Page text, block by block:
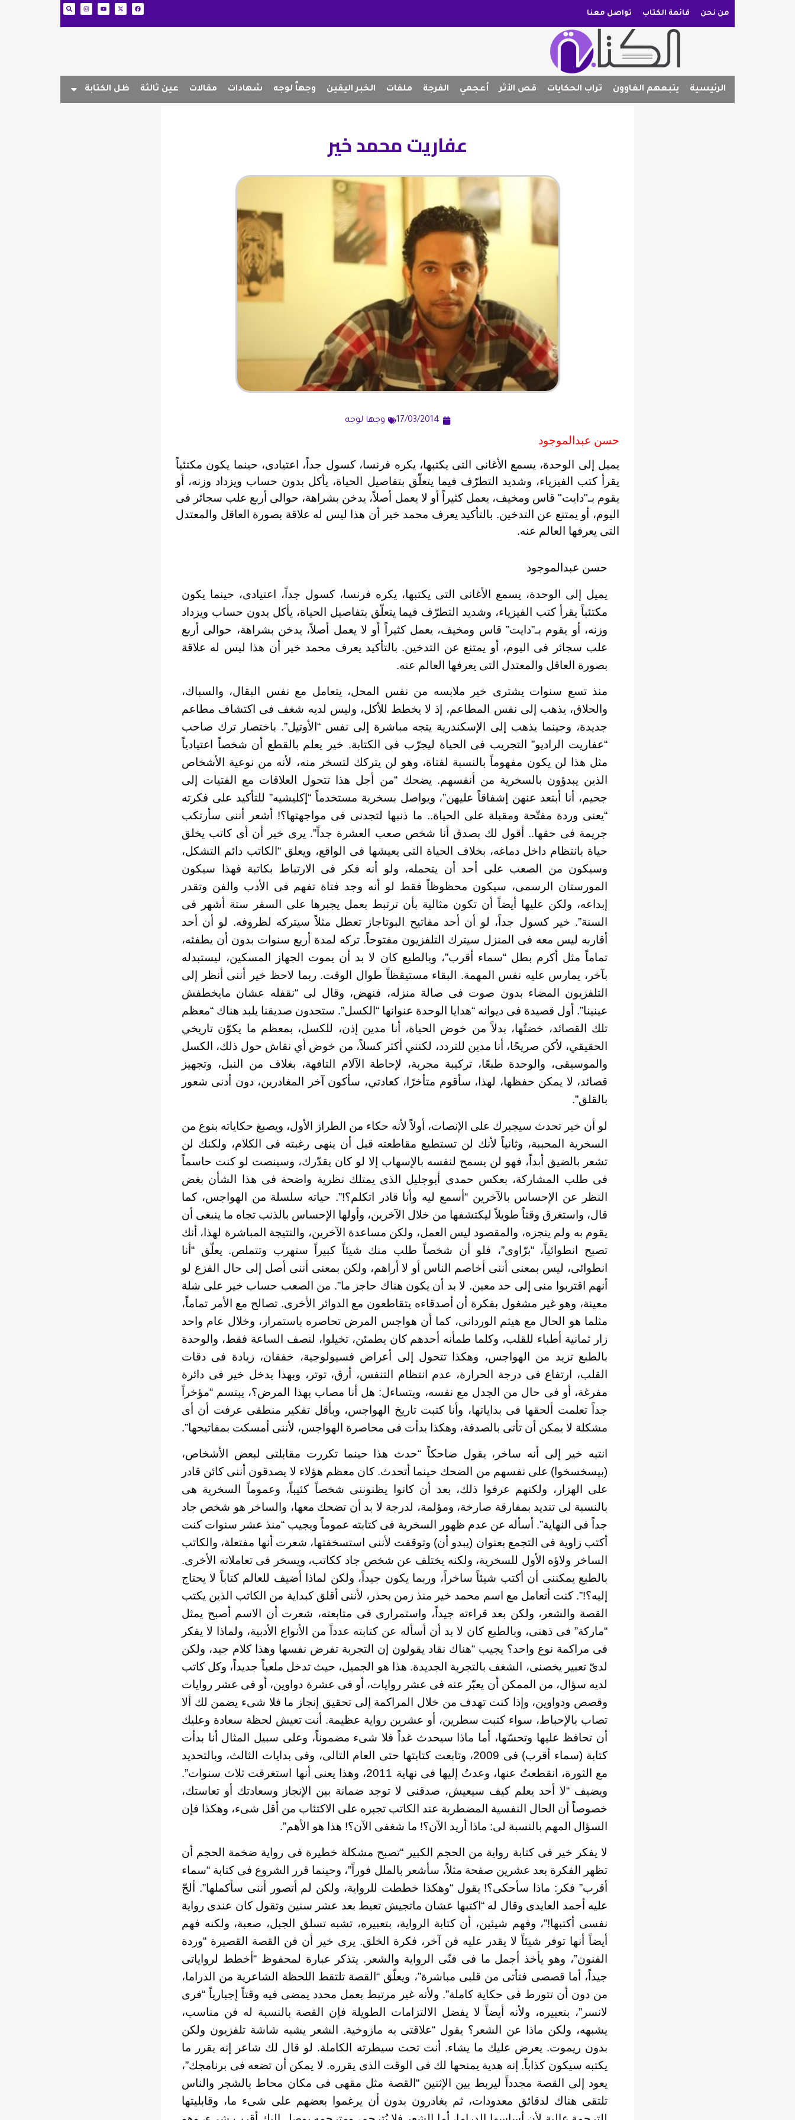
من نحن قائمة الكتاب تواصل معنا
الرئيسية يتبعهم الغاوون تراب الحكايات قص الأثر أعجمي الفرجة ملفات الخبر اليقين وجهاً لوجه شهادات مقالات عين ثالثة ظل الكتابة
عفاريت محمد خير
17/03/2014 وجها لوجه
حسن عبدالموجود
يميل إلى الوحدة، يسمع الأغانى التى يكتبها، يكره فرنسا، كسول جداً، اعتيادى، حينما يكون مكتئباً
يقرأ كتب الفيزياء، وشديد التطرّف فيما يتعلّق بتفاصيل الحياة، يأكل بدون حساب ويزداد وزنه، أو
يقوم بـ"دايت" قاس ومخيف، يعمل كثيراً أو لا يعمل أصلاً، يدخن بشراهة، حوالى أربع علب سجائر فى
اليوم، أو يمتنع عن التدخين. بالتأكيد يعرف محمد خير أن هذا ليس له علاقة بصورة العاقل والمعتدل
التى يعرفها العالم عنه.
حسن عبدالموجود
يميل إلى الوحدة، يسمع الأغانى التى يكتبها، يكره فرنسا، كسول جداً، اعتيادى، حينما يكون
مكتئباً يقرأ كتب الفيزياء، وشديد التطرّف فيما يتعلّق بتفاصيل الحياة، يأكل بدون حساب ويزداد
وزنه، أو يقوم بـ”دايت” قاس ومخيف، يعمل كثيراً أو لا يعمل أصلاً، يدخن بشراهة، حوالى أربع
علب سجائر فى اليوم، أو يمتنع عن التدخين. بالتأكيد يعرف محمد خير أن هذا ليس له علاقة
بصورة العاقل والمعتدل التى يعرفها العالم عنه.
منذ تسع سنوات يشترى خير ملابسه من نفس المحل، يتعامل مع نفس البقال، والسباك،
والحلاق، يذهب إلى نفس المطاعم، إذ لا يخطط للأكل، وليس لديه شغف فى اكتشاف مطاعم
جديدة، وحينما يذهب إلى الإسكندرية يتجه مباشرة إلى نفس “الأوتيل”. باختصار ترك صاحب
“عفاريت الراديو” التجريب فى الحياة ليجرّب فى الكتابة. خير يعلم بالقطع أن شخصاً اعتيادياً
مثل هذا لن يكون مفهوماً بالنسبة لفتاة، وهو لن يتركك لتسخر منه، لأنه من نوعية الأشخاص
الذين يبدؤون بالسخرية من أنفسهم. يضحك “من أجل هذا تتحول العلاقات مع الفتيات إلى
جحيم، أنا أبتعد عنهن إشفاقاً عليهن”، ويواصل بسخرية مستخدماً “إكليشيه” للتأكيد على فكرته
“يعنى وردة مفتّحة ومقبلة على الحياة.. ما ذنبها لتجدنى فى مواجهتها؟! أشعر أننى سأرتكب
جريمة فى حقها.. أقول لك بصدق أنا شخص صعب العشرة جداً”. يرى خير أن أى كاتب يخلق
حياة بانتظام داخل دماغه، بخلاف الحياة التى يعيشها فى الواقع، ويعلق “الكاتب دائم التشكل،
وسيكون من الصعب على أحد أن يتحمله، ولو أنه فكر فى الارتباط بكاتبة فهذا سيكون
المورستان الرسمى، سيكون محظوظاً فقط لو أنه وجد فتاة تفهم فى الأدب والفن وتقدر
إبداعه، ولكن عليها أيضاً أن تكون مثالية بأن ترتبط بعمل يجبرها على السفر ستة أشهر فى
السنة”. خير كسول جداً، لو أن أحد مفاتيح البوتاجاز تعطل مثلاً سيتركه لظروفه. لو أن أحد
أقاربه ليس معه فى المنزل سيترك التلفزيون مفتوحاً. تركه لمدة أربع سنوات بدون أن يطفئه،
تماماً مثل أكرم بطل “سماء أقرب”، وبالطبع كان لا بد أن يموت الجهاز المسكين، ليستبدله
بآخر، يمارس عليه نفس المهمة. البقاء مستيقظاً طوال الوقت. ربما لاحظ خير أننى أنظر إلى
التلفزيون المضاء بدون صوت فى صالة منزله، فنهض، وقال لى “نقفله عشان مايخطفش
عينينا”. أول قصيدة فى ديوانه “هدايا الوحدة عنوانها “الكسل”. ستجدون صديقنا يلبد هناك “معظم
تلك القصائد، خضتُها، بدلاً من خوض الحياة، أنا مدين إذن، للكسل، بمعظم ما يكوّن تاريخي
الحقيقي، لأكن صريحًا، أنا مدين للتردد، لكنني أكثر كسلاً، من خوض أي نقاش حول ذلك، الكسل
والموسيقى، والوحدة طبعًا، تركيبة مجربة، لإحاطة الآلام التافهة، بغلاف من النبل، وتجهيز
قصائد، لا يمكن حفظها، لهذا، سأقوم متأخرًا، كعادتي، سأكون آخر المغادرين، دون أدنى شعور
بالقلق”.
لو أن خير تحدث سيجبرك على الإنصات، أولاً لأنه حكاء من الطراز الأول، ويصبغ حكاياته بنوع من
السخرية المحببة، وثانياً لأنك لن تستطيع مقاطعته قبل أن ينهى رغبته فى الكلام، ولكنك لن
تشعر بالضيق أبداً، فهو لن يسمح لنفسه بالإسهاب إلا لو كان يقدّرك، وسينصت لو كنت حاسماً
فى طلب المشاركة، بعكس حمدى أبوجليل الذى يمتلك نظرية واضحة فى هذا الشأن بغض
النظر عن الإحساس بالآخرين “أسمع ليه وأنا قادر اتكلم؟!”. حياته سلسلة من الهواجس، كما
قال، واستغرق وقتاً طويلاً ليكتشفها من خلال الآخرين، وأولها الإحساس بالذنب تجاه ما ينبغى أن
يقوم به ولم ينجزه، والمقصود ليس العمل، ولكن مساعدة الآخرين، والنتيجة المباشرة لهذا، أنك
تصبح انطوائياً، “برّاوى”، فلو أن شخصاً طلب منك شيئاً كبيراً ستهرب وتتملص. يعلّق “أنا
انطوائى، ليس بمعنى أننى أخاصم الناس أو لا أراهم، ولكن بمعنى أننى أصل إلى حال الفزع لو
أنهم اقتربوا منى إلى حد معين. لا بد أن يكون هناك حاجز ما”. من الصعب حساب خير على شلة
معينة، وهو غير مشغول بفكرة أن أصدقاءه يتقاطعون مع الدوائر الأخرى. تصالح مع الأمر تماماً،
مثلما هو الحال مع هيثم الوردانى، كما أن هواجس المرض تحاصره باستمرار، وخلال عام واحد
زار ثمانية أطباء للقلب، وكلما طمأنه أحدهم كان يطمئن، تخيلوا، لنصف الساعة فقط، والوحدة
بالطبع تزيد من الهواجس، وهكذا تتحول إلى أعراض فسيولوجية، خفقان، زيادة فى دقات
القلب، ارتفاع فى درجة الحرارة، عدم انتظام التنفس، أرق، توتر، وبهذا يدخل خير فى دائرة
مفرغة، أو فى حال من الجدل مع نفسه، ويتساءل: هل أنا مصاب بهذا المرض؟، يبتسم “مؤخراً
جداً تعلمت ألحقها فى بداياتها، وأنا كتبت تاريخ الهواجس، وبأقل تفكير منطقى عرفت أن أى
مشكلة لا يمكن أن تأتى بالصدفة، وهكذا بدأت فى محاصرة الهواجس، لأننى أمسكت بمفاتيحها”.
انتبه خير إلى أنه ساخر، يقول ضاحكاً “حدث هذا حينما تكررت مقابلتى لبعض الأشخاص،
(بيسخسخوا) على نفسهم من الضحك حينما أتحدث. كان معظم هؤلاء لا يصدقون أننى كائن قادر
على الهزار، ولكنهم عرفوا ذلك، بعد أن كانوا يظنوننى شخصاً كئيباً، وعموماً السخرية هى
بالنسبة لى تنديد بمفارقة صارخة، ومؤلمة، لدرجة لا بد أن تضحك معها، والساخر هو شخص جاد
جداً فى النهاية”. أسأله عن عدم ظهور السخرية فى كتابته عموماً ويجيب “منذ عشر سنوات كنت
أكتب زاوية فى التجمع بعنوان (يبدو أن) وتوقفت لأننى استسخفتها، شعرت أنها مفتعلة، والكاتب
الساخر ولاؤه الأول للسخرية، ولكنه يختلف عن شخص جاد ككاتب، ويسخر فى تعاملاته الأخرى.
بالطبع يمكننى أن أكتب شيئاً ساخراً، وربما يكون جيداً، ولكن لماذا أضيف للعالم كتاباً لا يحتاج
إليه؟!”. كنت أتعامل مع اسم محمد خير منذ زمن بحذر، لأننى أقلق كبداية من الكاتب الذين يكتب
القصة والشعر، ولكن بعد قراءته جيداً، واستمرارى فى متابعته، شعرت أن الاسم أصبح يمثل
“ماركة” فى ذهنى، وبالطبع كان لا بد أن أسأله عن كتابته عدداً من الأنواع الأدبية، ولماذا لا يفكر
فى مراكمة نوع واحد؟ يجيب “هناك نقاد يقولون إن التجربة تفرض نفسها وهذا كلام جيد، ولكن
لدىّ تعبير يخصنى، الشغف بالتجربة الجديدة. هذا هو الجميل، حيث تدخل ملعباً جديداً، وكل كاتب
لديه سؤال، من الممكن أن يعبّر عنه فى عشر روايات، أو فى عشرة دواوين، أو فى عشر روايات
وقصص ودواوين، وإذا كنت تهدف من خلال المراكمة إلى تحقيق إنجاز ما فلا شىء يضمن لك ألا
تصاب بالإحباط، سواء كتبت سطرين، أو عشرين رواية عظيمة. أنت تعيش لحظة سعادة وعليك
أن تحافظ عليها وتحسّها، أما ماذا سيحدث غداً فلا شىء مضموناً، وعلى سبيل المثال أنا بدأت
كتابة (سماء أقرب) فى 2009، وتابعت كتابتها حتى العام التالى، وفى بدايات الثالث، وبالتحديد
مع الثورة، انقطعتُ عنها، وعدتُ إليها فى نهاية 2011، وهذا يعنى أنها استغرقت ثلاث سنوات”.
ويضيف “لا أحد يعلم كيف سيعيش، صدقنى لا توجد ضمانة بين الإنجاز وسعادتك أو تعاستك،
خصوصاً أن الحال النفسية المضطربة عند الكاتب تجبره على الاكتئاب من أقل شىء، وهكذا فإن
السؤال المهم بالنسبة لى: ماذا أريد الآن؟! ما شغفى الآن؟! هذا هو الأهم”.
لا يفكر خير فى كتابة رواية من الحجم الكبير “تصبح مشكلة خطيرة فى رواية ضخمة الحجم أن
تظهر الفكرة بعد عشرين صفحة مثلاً، سأشعر بالملل فوراً”، وحينما قرر الشروع فى كتابة “سماء
أقرب” فكر: ماذا سأحكى؟! يقول “وهكذا خططت للرواية، ولكن لم أتصور أننى سأكملها”. ألحّ
عليه أحمد العايدى وقال له “اكتبها عشان ماتجيش تعيط بعد عشر سنين وتقول كان عندى رواية
نفسى أكتبها!”، وفهم شيئين، أن كتابة الرواية، بتعبيره، تشبه تسلق الجبل، صعبة، ولكنه فهم
أيضاً أنها توفر شيئاً لا يقدر عليه فن آخر، فكرة الخلق. يرى خير أن فن القصة القصيرة “وردة
الفنون”، وهو يأخذ أجمل ما فى فنّى الرواية والشعر. يتذكر عبارة لمحفوظ “أخطط لرواياتى
جيداً، أما قصصى فتأتى من قلبى مباشرة”، ويعلّق “القصة تلتقط اللحظة الشاعرية من الدراما،
من دون أن تتورط فى حكاية كاملة”. ولأنه غير مرتبط بعمل محدد يمضى فيه وقتاً إجبارياً “فرى
لانسر”، بتعبيره، ولأنه أيضاً لا يفضل الالتزامات الطويلة فإن القصة بالنسبة له فن مناسب،
يشبهه، ولكن ماذا عن الشعر؟ يقول “علاقتى به مازوخية. الشعر يشبه شاشة تلفزيون ولكن
بدون ريموت. يعرض عليك ما يشاء. أنت تحت سيطرته الكاملة. لو قال لك شاعر إنه يقرر ما
يكتبه سيكون كذاباً. إنه هدية يمنحها لك فى الوقت الذى يقرره. لا يمكن أن تضعه فى برنامجك”،
يعود إلى القصة مجدداً ليربط بين الإثنين “القصة مثل مقهى فى مكان محاط بالشجر والناس
تلتقى هناك لدقائق معدودات، ثم يغادرون بدون أن يرغموا بعضهم على شىء ما، وقابليتها